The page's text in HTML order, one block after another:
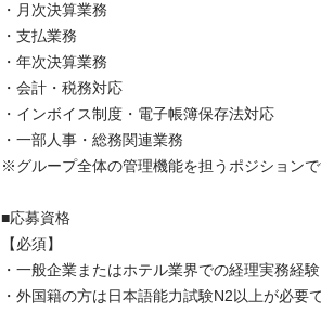
・月次決算業務
・支払業務
・年次決算業務
・会計・税務対応
・インボイス制度・電子帳簿保存法対応
・一部人事・総務関連業務
※グループ全体の管理機能を担うポジションで
■応募資格
【必須】
・一般企業またはホテル業界での経理実務経験
・外国籍の方は日本語能力試験N2以上が必要